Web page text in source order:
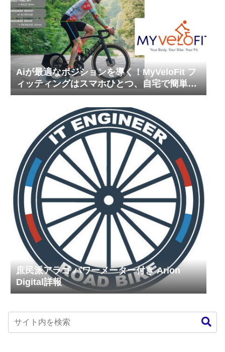
Aiが最適なポジションを導く！MyVeloFit フ
ィッティングはスマホひとつ、自宅で簡単に
調整デキる時代に
庶民派アラゴ パワーメーター付き Arion
Digital詳報